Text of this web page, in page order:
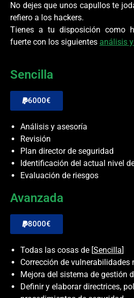
No dejes que unos capullos te
refiero a los hackers.
Tienes a tu disposición como
fuerte con los siguientes análisis
Sencilla
6000€
Análisis y asesoría
Revisión
Plan director de seguridad
Identificación del actual nivel
Evaluación de riesgos
Avanzada
8000€
Todas las cosas de [Sencilla]
Corrección de vulnerabilidades
Mejora del sistema de gestión
Definir y elaborar directrices,